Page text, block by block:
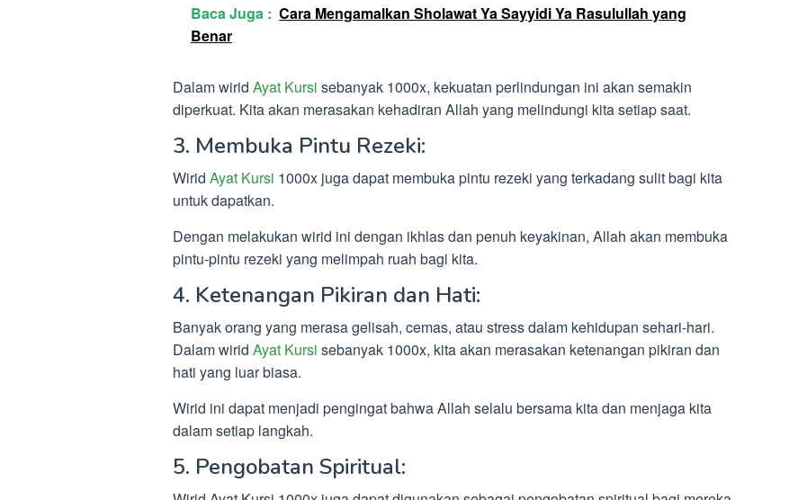
Baca Juga : Cara Mengamalkan Sholawat Ya Sayyidi Ya Rasulullah yang
Benar
Dalam wirid Ayat Kursi sebanyak 1000x, kekuatan perlindungan ini akan semakin
diperkuat. Kita akan merasakan kehadiran Allah yang melindungi kita setiap saat.
3. Membuka Pintu Rezeki:
Wirid Ayat Kursi 1000x juga dapat membuka pintu rezeki yang terkadang sulit bagi kita
untuk dapatkan.
Dengan melakukan wirid ini dengan ikhlas dan penuh keyakinan, Allah akan membuka
pintu-pintu rezeki yang melimpah ruah bagi kita.
4. Ketenangan Pikiran dan Hati:
Banyak orang yang merasa gelisah, cemas, atau stress dalam kehidupan sehari-hari.
Dalam wirid Ayat Kursi sebanyak 1000x, kita akan merasakan ketenangan pikiran dan
hati yang luar biasa.
Wirid ini dapat menjadi pengingat bahwa Allah selalu bersama kita dan menjaga kita
dalam setiap langkah.
5. Pengobatan Spiritual: